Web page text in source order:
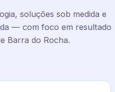
soluções sob medida e
— com foco em resultado
Barra do Rocha.